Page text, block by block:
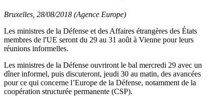
Bruxelles, 28/08/2018 (Agence Europe)
Les ministres de la Défense et des Affaires étrangères des États
membres de l'UE seront du 29 au 31 août à Vienne pour leurs
réunions informelles.
Les ministres de la Défense ouvriront le bal mercredi 29 avec un
dîner informel, puis discuteront, jeudi 30 au matin, des avancées
pour ce qui concerne l’Europe de la Défense, notamment de la
coopération structurée permanente (CSP).